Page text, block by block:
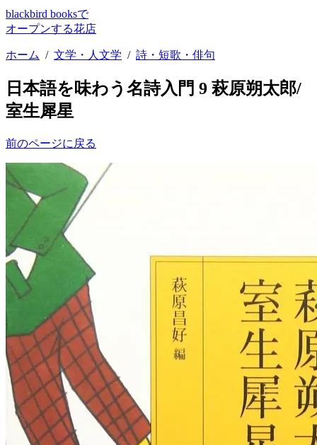
blackbird booksで
オープンする花店
ホーム / 文学・人文学 / 詩・短歌・俳句
日本語を味わう名詩入門 9 萩原朔太郎/
室生犀星
前のページに戻る